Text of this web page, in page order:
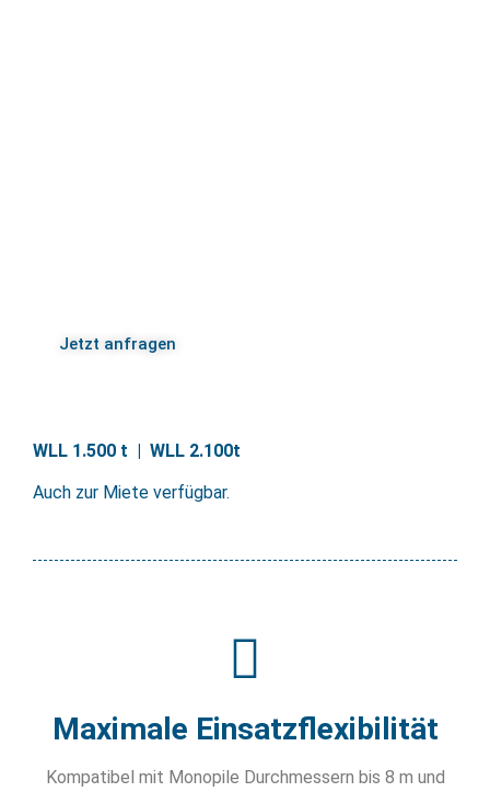
Jetzt anfragen
WLL 1.500 t | WLL 2.100t
Auch zur Miete verfügbar.
Maximale Einsatzflexibilität
Kompatibel mit Monopile Durchmessern bis 8 m und